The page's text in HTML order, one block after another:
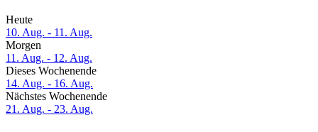
Heute
10. Aug. - 11. Aug.
Morgen
11. Aug. - 12. Aug.
Dieses Wochenende
14. Aug. - 16. Aug.
Nächstes Wochenende
21. Aug. - 23. Aug.